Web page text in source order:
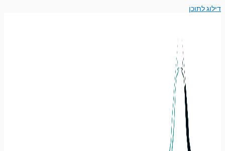
דילוג לתוכן